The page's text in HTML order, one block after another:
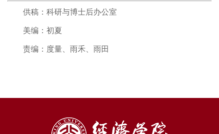
供稿：科研与博士后办公室
美编：初夏
责编：度量、雨禾、雨田